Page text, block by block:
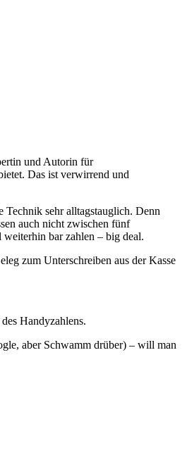
und Autorin für
Das ist verwirrend und
sehr alltagstauglich. Denn
auch nicht zwischen fünf
bar zahlen – big deal.
zum Unterschreiben aus der Kasse
Handyzahlens.
aber Schwamm drüber) – will man